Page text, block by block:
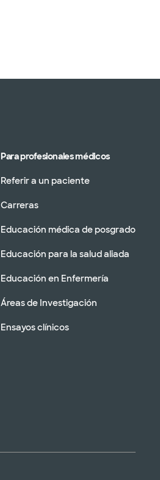
Para profesionales médicos
Referir a un paciente
Carreras
Educación médica de posgrado
Educación para la salud aliada
Educación en Enfermería
Áreas de Investigación
Ensayos clínicos